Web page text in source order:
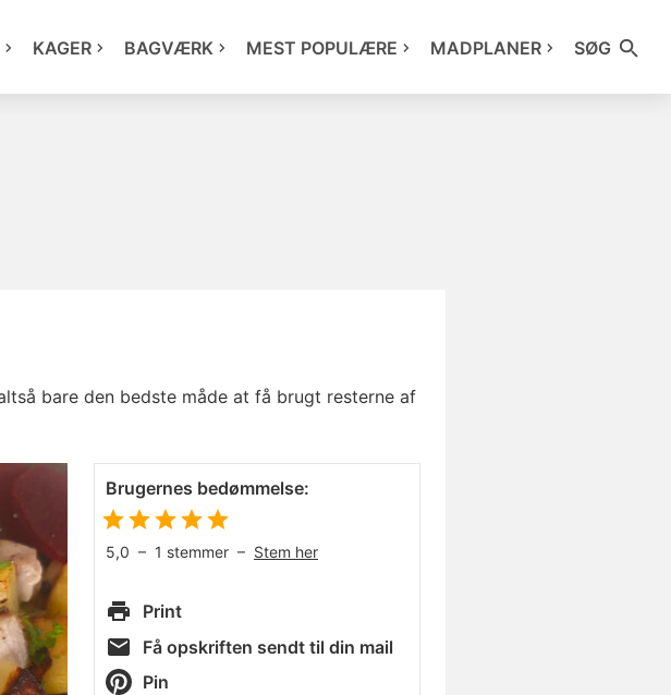
KAGER BAGVÆRK MEST POPULÆRE MADPLANER SØG
bare den bedste måde at få brugt resterne af
Brugernes bedømmelse:
5,0 – 1 stemmer – Stem her
Print
Få opskriften sendt til din mail
Pin